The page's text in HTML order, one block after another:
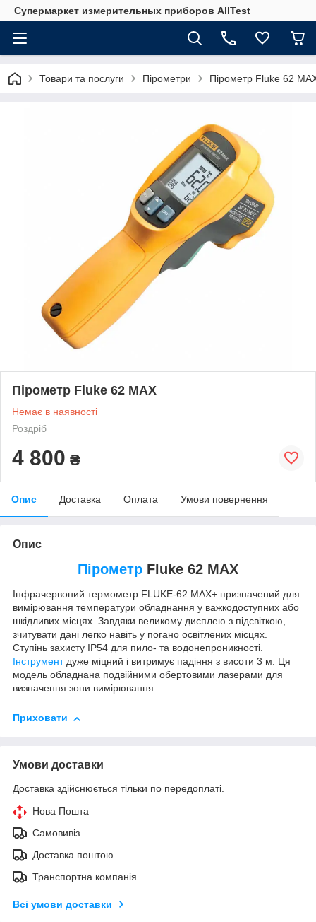
Супермаркет измерительных приборов AllTest
Товари та послуги Пірометри Пірометр Fluke 62
Пірометр Fluke 62 MAX
Немає в наявності
Роздріб
4 800 ₴
Опис Доставка Оплата Умови повернення
Опис
Пірометр Fluke 62 MAX
Інфрачервоний термометр FLUKE-62 MAX+ призначений для
вимірювання температури обладнання у важкодоступних або
шкідливих місцях. Завдяки великому дисплею з підсвіткою,
зчитувати дані легко навіть у погано освітлених місцях.
Ступінь захисту IP54 для пило- та водонепроникності.
Інструментдуже міцний і витримує падіння з висоти 3 м. Ця
модель обладнана подвійними обертовими лазерами для
визначення зони вимірювання.
Приховати
Умови доставки
Доставка здійснюється тільки по передоплаті.
Нова Пошта
Самовивіз
Доставка поштою
Транспортна компанія
Всі умови доставки